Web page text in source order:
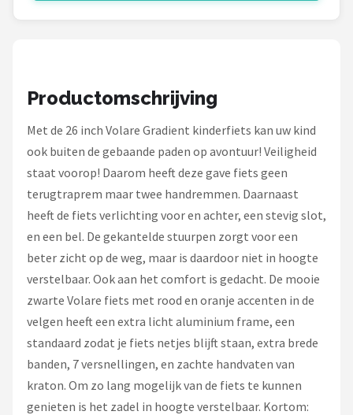
BBB Cycling
Voltano
Shimano
Cortina
Alle merken →
Productomschrijving
Met de 26 inch Volare Gradient kinderfiets kan uw kind
ook buiten de gebaande paden op avontuur! Veiligheid
staat voorop! Daarom heeft deze gave fiets geen
terugtraprem maar twee handremmen. Daarnaast
heeft de fiets verlichting voor en achter, een stevig slot,
en een bel. De gekantelde stuurpen zorgt voor een
beter zicht op de weg, maar is daardoor niet in hoogte
verstelbaar. Ook aan het comfort is gedacht. De mooie
zwarte Volare fiets met rood en oranje accenten in de
velgen heeft een extra licht aluminium frame, een
standaard zodat je fiets netjes blijft staan, extra brede
banden, 7 versnellingen, en zachte handvaten van
kraton. Om zo lang mogelijk van de fiets te kunnen
genieten is het zadel in hoogte verstelbaar. Kortom: